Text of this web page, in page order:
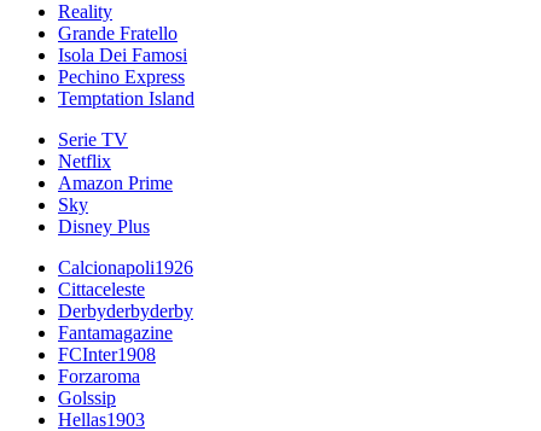
Reality
Grande Fratello
Isola Dei Famosi
Pechino Express
Temptation Island
Serie TV
Netflix
Amazon Prime
Sky
Disney Plus
Calcionapoli1926
Cittaceleste
Derbyderbyderby
Fantamagazine
FCInter1908
Forzaroma
Golssip
Hellas1903